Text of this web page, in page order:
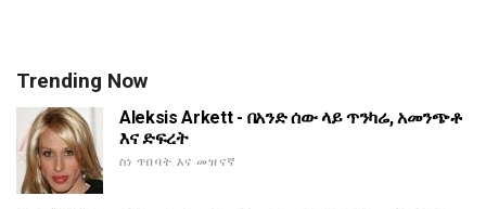
Trending Now
Aleksis Arkett - በአንድ ሰው ላይ ጥንካሬ, አመንጭቶ
እና ድፍረት
ስነ ጥበባት እና መዝናኛ